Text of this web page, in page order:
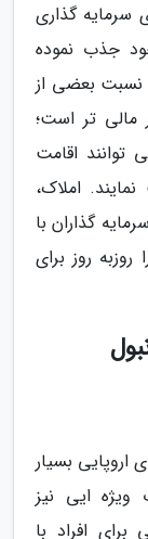
سرمایه گذاری
جذب نموده
نسبت بعضی از
مالی تر است؛
توانند اقامت
املاک،
گذاران با
روز برای
اروپایی بسیار
ویژه ایی نیز
افراد با